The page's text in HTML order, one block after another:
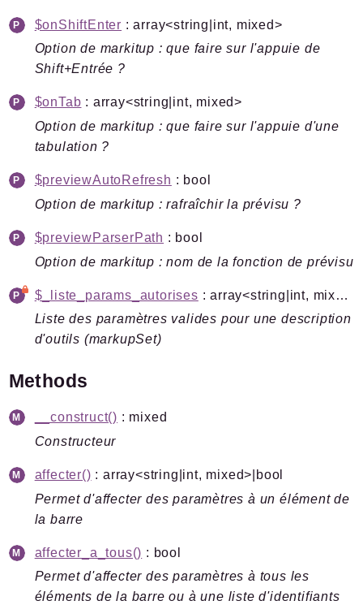
$onShiftEnter : array<string|int, mixed>
Option de markitup : que faire sur l'appuie de
Shift+Entrée ?
$onTab : array<string|int, mixed>
Option de markitup : que faire sur l'appuie d'une
tabulation ?
$previewAutoRefresh : bool
Option de markitup : rafraîchir la prévisu ?
$previewParserPath : bool
Option de markitup : nom de la fonction de prévisu
$_liste_params_autorises
: array<string|int, mixed>
Liste des paramètres valides pour une description
d'outils (markupSet)
Methods
__construct() : mixed
Constructeur
affecter() : array<string|int, mixed>|bool
Permet d'affecter des paramètres à un élément de
la barre
affecter_a_tous() : bool
Permet d'affecter des paramètres à tous les
éléments de la barre ou à une liste d'identifiants